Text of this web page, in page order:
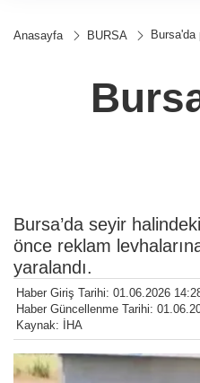
Anasayfa BURSA
Bursa’da seyir
önce reklam
yaralandı.
Haber Giriş Tarihi: 01.06.2026
Haber Güncellenme Tarihi:
Kaynak: İHA